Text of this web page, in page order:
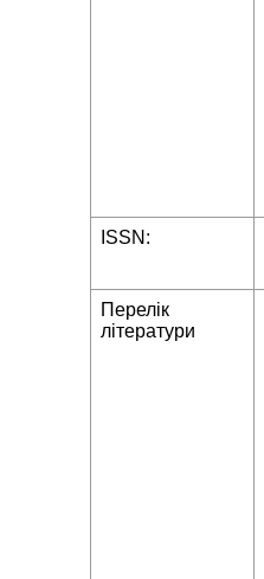
ISSN:
Перелік
літератури